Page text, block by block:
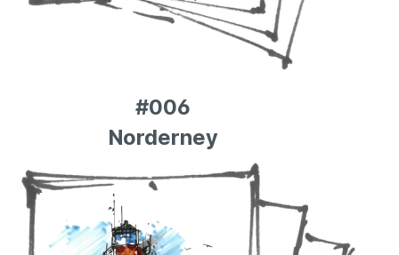
#006
Norderney